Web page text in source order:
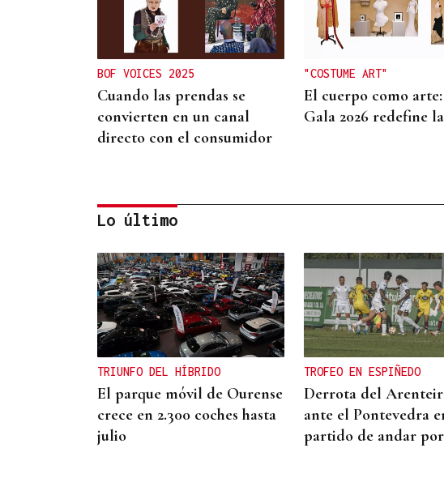
BOF VOICES 2025
Cuando las prendas se
convierten en un canal
directo con el consumidor
"COSTUME ART"
El cuerpo como
Gala 2026 redefine
MODA
Black Friday 2025: el (ya no
tan) secreto mejor
guardado del armario de
las que más saben
Lo último
TRIUNFO DEL HÍBRIDO
El parque móvil de Ourense
crece en 2.300 coches hasta
julio
TROFEO EN ESPIÑEDO
Derrota del
ante el Pontevedra
partido de andar por